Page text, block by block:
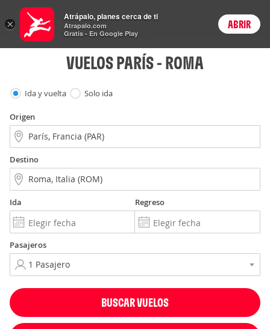
Vuelos Login
VUELOS PARÍS - ROMA
Ida y vuelta Solo ida
Origen
Destino
Ida Regreso
Pasajeros
BUSCAR VUELOS
×
Atrápalo, planes cerca de ti
Atrapalo.com
Gratis - En Google Play
ABRIR